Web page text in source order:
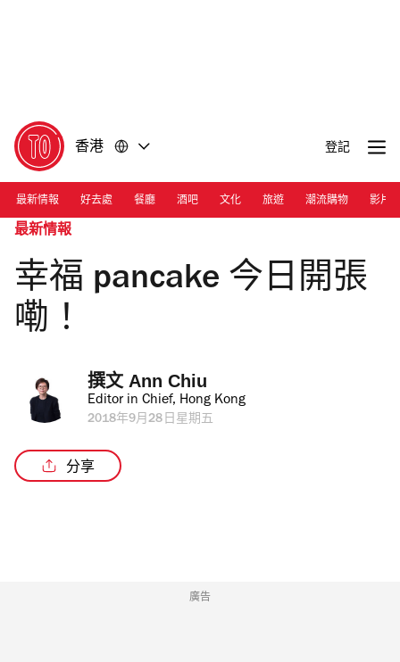
香港 登記
最新情報 好去處 餐廳 酒吧 文化 旅遊 潮流購物 影片
最新情報
幸福 pancake 今日開張
嘞！
撰文 Ann Chiu
Editor in Chief, Hong Kong
2018年9月28日星期五
分享
廣告